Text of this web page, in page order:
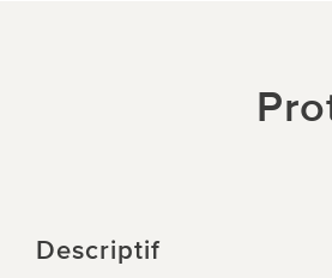
Descriptif